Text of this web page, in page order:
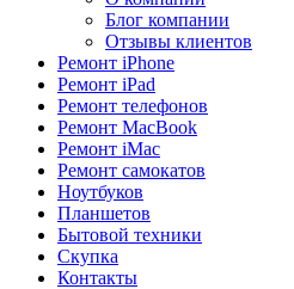
Блог компании
Отзывы клиентов
Ремонт iPhone
Ремонт iPad
Ремонт телефонов
Ремонт MacBook
Ремонт iMac
Ремонт самокатов
Ноутбуков
Планшетов
Бытовой техники
Скупка
Контакты